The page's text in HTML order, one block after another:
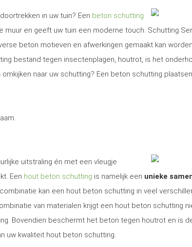
doortrekken in uw tuin? Een beton schutting
en geeft uw tuin een moderne touch. Schutting
beton motieven en afwerkingen gemaakt kan
bestand tegen insectenplagen, houtrot, is het
naar uw schutting? Een beton schutting
uitstraling én met een vleugje
Een hout beton schutting is namelijk een unieke
kan een hout beton schutting in veel
van materialen krijgt een hout beton schutting
Bovendien beschermt het beton tegen houtrot en is
uw kwaliteit hout beton schutting.